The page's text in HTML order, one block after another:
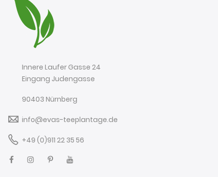
Innere Laufer Gasse 24
Eingang Judengasse
90403 Nürnberg
info@evas-teeplantage.de
+49 (0)911 22 35 56